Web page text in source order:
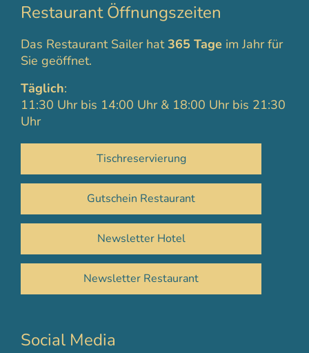
Restaurant Öffnungszeiten
Das Restaurant Sailer hat365 Tage im Jahr für
Sie geöffnet.
Täglich:
11:30 Uhr bis 14:00 Uhr & 18:00 Uhr bis 21:30
Uhr
Tischreservierung
Gutschein Restaurant
Newsletter Hotel
Newsletter Restaurant
Social Media